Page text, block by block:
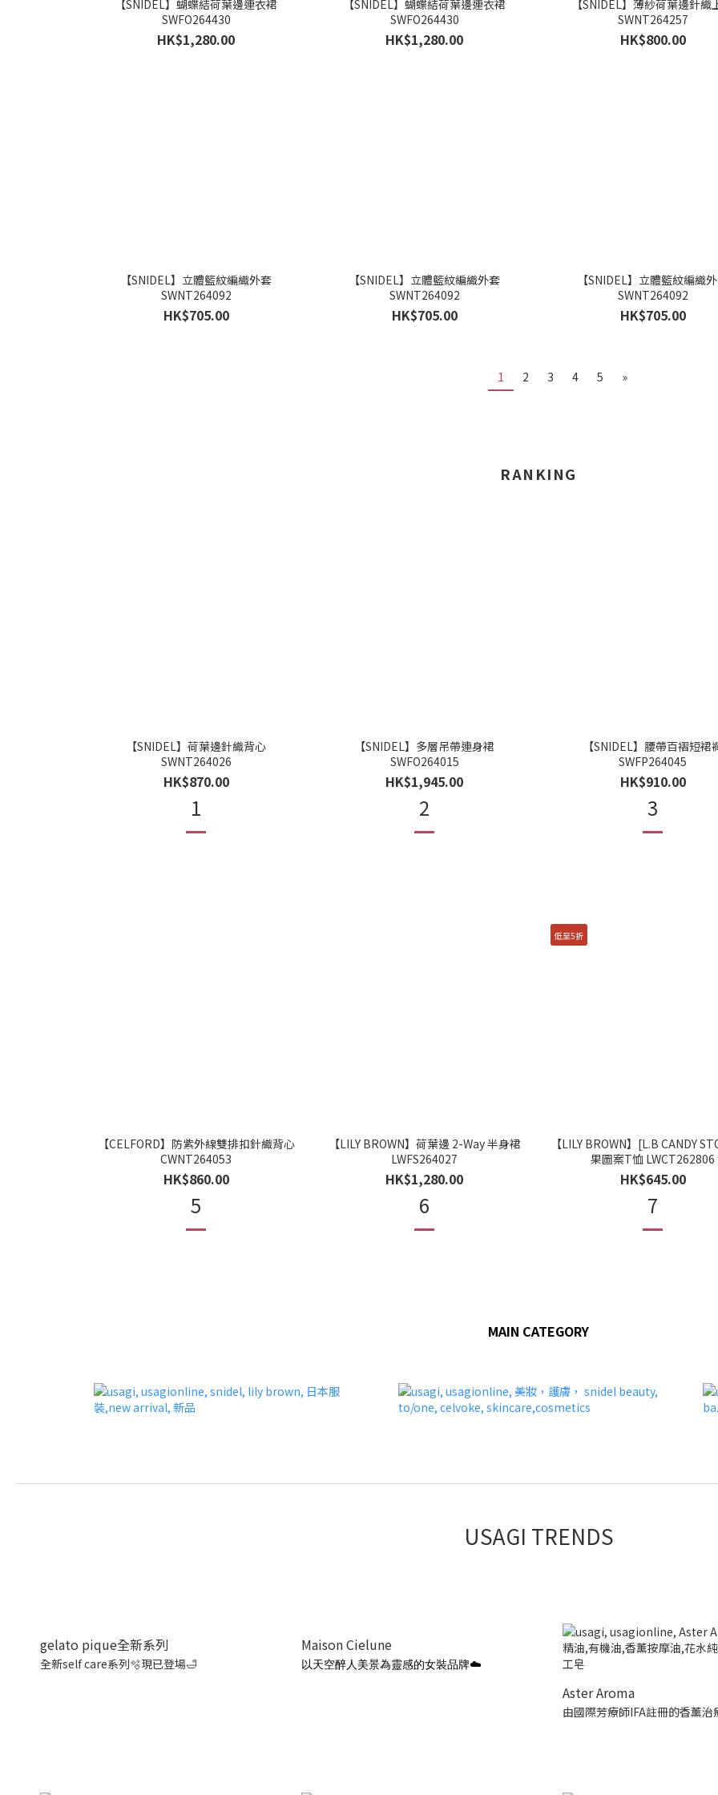
【SNIDEL】蝴蝶結荷葉邊連衣裙
SWFO264430
HK$1,280.00
【SNIDEL】蝴蝶結荷葉邊連衣裙
SWFO264430
HK$1,280.00
【SNIDEL】薄紗荷葉邊針織
SWNT264257
HK$800.00
【SNIDEL】立體籃紋編織外套
SWNT264092
HK$705.00
【SNIDEL】立體籃紋編織外套
SWNT264092
HK$705.00
【SNIDEL】立體籃紋編織
SWNT264092
HK$705.00
1 2 3 4 5 »
RANKING
【SNIDEL】荷葉邊針織背心
SWNT264026
HK$870.00
1
【SNIDEL】多層吊帶連身裙
SWFO264015
HK$1,945.00
2
【SNIDEL】腰帶百褶短裙
SWFP264045
HK$910.00
3
【CELFORD】防紫外線雙排扣針織背心
CWNT264053
HK$860.00
5
【LILY BROWN】荷葉邊 2-Way 半身裙
LWFS264027
HK$1,280.00
6
低至5折
【LILY BROWN】[L.B CANDY
果圖案T恤 LWCT262806
HK$645.00
7
MAIN CATEGORY
USAGI TRENDS
gelato pique全新系列
全新self care系列🫧現已登場🛁
Maison Cielune
以天空醉人美景為靈感的女裝品牌☁️
Aster Aroma
由國際芳療師IFA註冊的香薰治